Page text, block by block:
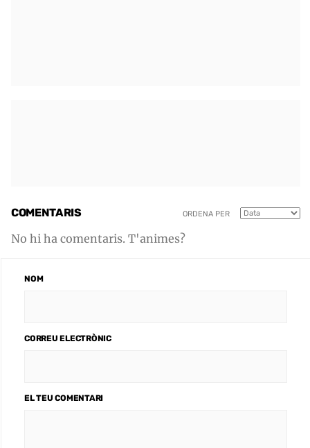
COMENTARIS ORDENA PER
No hi ha comentaris. T'animes?
NOM
CORREU ELECTRÒNIC
EL TEU COMENTARI